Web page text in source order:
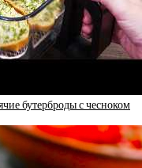
бутерброды с чесноком